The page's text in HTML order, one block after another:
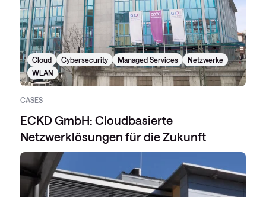
Cloud Cybersecurity Managed Services
Netzwerke
WLAN
CASES
ECKD GmbH: Cloudbasierte
Netzwerklösungen für die Zukunft